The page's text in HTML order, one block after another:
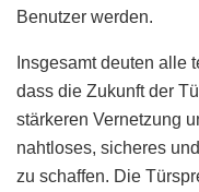
Benutzer werden.
Insgesamt deuten alle
dass die Zukunft der
stärkeren Vernetzung
nahtloses, sicheres
zu schaffen. Die